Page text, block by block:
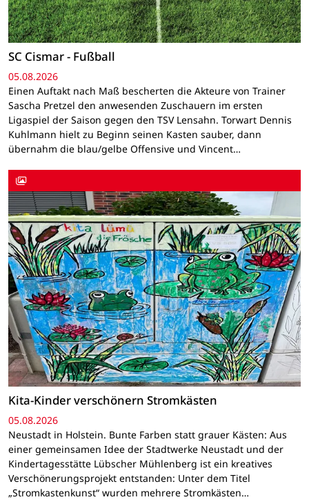
SC Cismar - Fußball
05.08.2026
Einen Auftakt nach Maß bescherten die Akteure von Trainer
Sascha Pretzel den anwesenden Zuschauern im ersten
Ligaspiel der Saison gegen den TSV Lensahn. Torwart Dennis
Kuhlmann hielt zu Beginn seinen Kasten sauber, dann
übernahm die blau/gelbe Offensive und Vincent…
Kita-Kinder verschönern Stromkästen
05.08.2026
Neustadt in Holstein. Bunte Farben statt grauer Kästen: Aus
einer gemeinsamen Idee der Stadtwerke Neustadt und der
Kindertagesstätte Lübscher Mühlenberg ist ein kreatives
Verschönerungsprojekt entstanden: Unter dem Titel
„Stromkastenkunst“ wurden mehrere Stromkästen…